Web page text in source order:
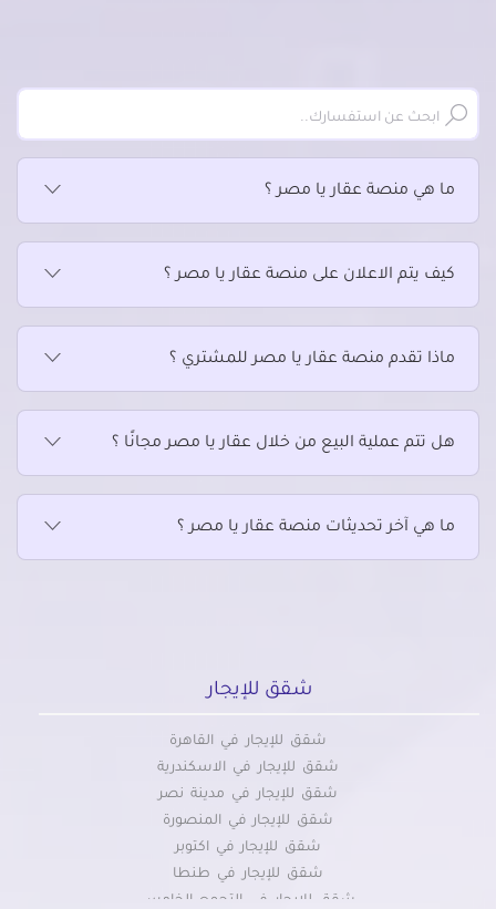
ما هي منصة عقار يا مصر ؟
كيف يتم الاعلان على منصة عقار يا مصر ؟
ماذا تقدم منصة عقار يا مصر للمشتري ؟
هل تتم عملية البيع من خلال عقار يا مصر مجانًا ؟
ما هي آخر تحديثات منصة عقار يا مصر ؟
شقق للإيجار
شقق للإيجار في القاهرة
شقق للإيجار في الاسكندرية
شقق للإيجار في مدينة نصر
شقق للإيجار في المنصورة
شقق للإيجار في اكتوبر
شقق للإيجار في طنطا
شقق للإيجار في التجمع الخامس